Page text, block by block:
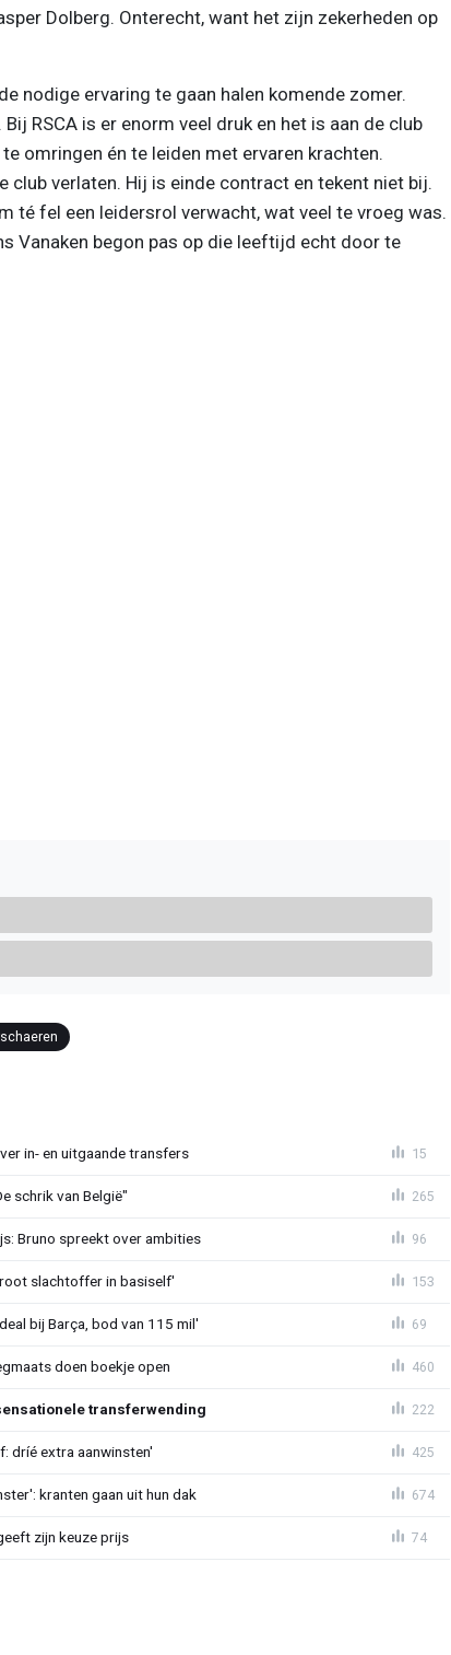
Dolberg. Onterecht, want het zijn zekerheden op
nodige ervaring te gaan halen komende zomer.
RSCA is er enorm veel druk en het is aan de club
omringen én te leiden met ervaren krachten.
club verlaten. Hij is einde contract en tekent niet bij.
té fel een leidersrol verwacht, wat veel te vroeg was.
Vanaken begon pas op die leeftijd echt door te
in- en uitgaande transfers 15
schrik van België" 265
Bruno spreekt over ambities 96
slachtoffer in basiself' 153
bij Barça, bod van 115 mil' 69
doen boekje open 460
transferwending 222
dríé extra aanwinsten' 425
kranten gaan uit hun dak 674
zijn keuze prijs 74